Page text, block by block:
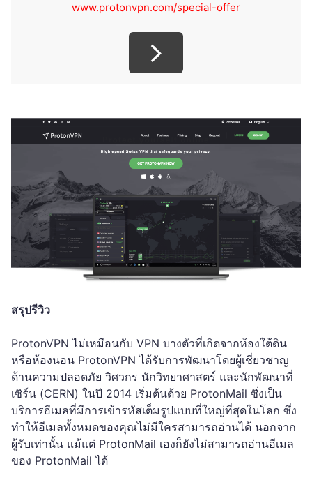
www.protonvpn.com/special-offer
สรุปรีวิว
ProtonVPN ไม่เหมือนกับ VPN บางตัวที่เกิดจากห้องใต้ดิน
หรือห้องนอน ProtonVPN ได้รับการพัฒนาโดยผู้เชี่ยวชาญ
ด้านความปลอดภัย วิศวกร นักวิทยาศาสตร์ และนักพัฒนาที่
เซิร์น (CERN) ในปี 2014 เริ่มต้นด้วย ProtonMail ซึ่งเป็น
บริการอีเมลที่มีการเข้ารหัสเต็มรูปแบบที่ใหญ่ที่สุดในโลก ซึ่ง
ทำให้อีเมลทั้งหมดของคุณไม่มีใครสามารถอ่านได้ นอกจาก
ผู้รับเท่านั้น แม้แต่ ProtonMail เองก็ยังไม่สามารถอ่านอีเมล
ของ ProtonMail ได้